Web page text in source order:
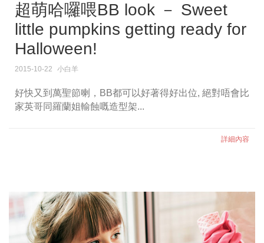
超萌哈囉喂BB look － Sweet
little pumpkins getting ready for
Halloween!
2015-10-22 小白羊
好快又到萬聖節喇，BB都可以好著得好出位, 絕對唔會比
家英哥同羅蘭姐輸蝕嘅造型架...
詳細內容